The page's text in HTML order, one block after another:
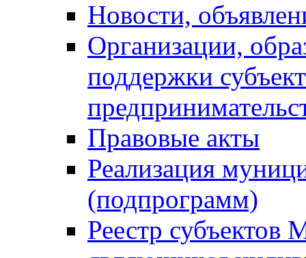
Новости,
Организации,
поддержки
Правовые акты
Реализация
(подпрограмм)
Реестр